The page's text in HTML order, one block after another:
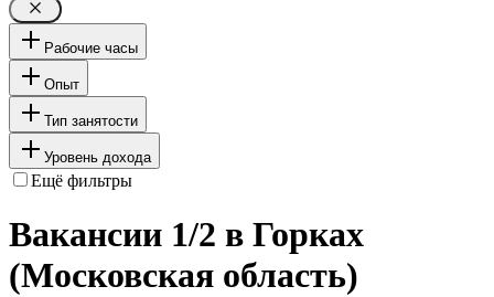
Рабочие часы
Опыт
Тип занятости
Уровень дохода
Ещё фильтры
Вакансии 1/2 в Горках
(Московская область)